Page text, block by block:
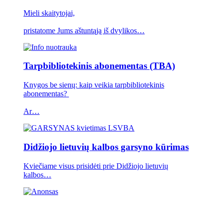
Mieli skaitytojai,
pristatome Jums aštuntąją iš dvylikos…
Tarpbibliotekinis abonementas (TBA)
Knygos be sienų: kaip veikia tarpbibliotekinis
abonementas?
Ar…
Didžiojo lietuvių kalbos garsyno kūrimas
Kviečiame visus prisidėti prie Didžiojo lietuvių
kalbos…